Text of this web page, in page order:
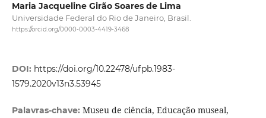
Maria Jacqueline Girão Soares de Lima
Universidade Federal do Rio de Janeiro, Brasil.
https://orcid.org/0000-0003-4419-3468
DOI: https://doi.org/10.22478/ufpb.1983-
1579.2020v13n3.53945
Palavras-chave: Museu de ciência, Educação museal,